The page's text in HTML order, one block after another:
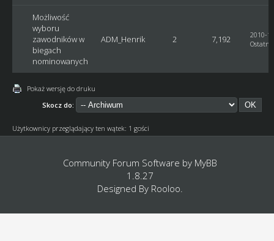
Możliwość
wyboru
zawodników w
biegach
nominowanych
ADM_Henrik 2 7,192
2010-
Ostatni
Pokaż wersję do druku
Skocz do:
Użytkownicy przeglądający ten wątek: 1 gości
Community Forum Software by MyBB
1.8.27
Designed By Rooloo.